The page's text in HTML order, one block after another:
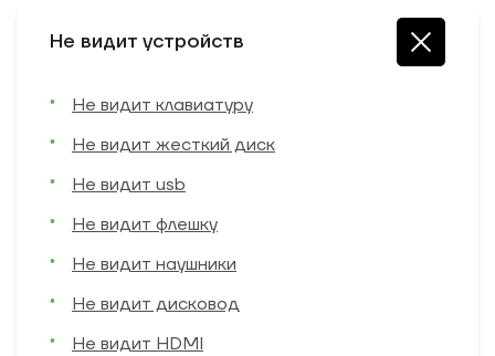
Не видит устройств
Не видит клавиатуру
Не видит жесткий диск
Не видит usb
Не видит флешку
Не видит наушники
Не видит дисковод
Не видит HDMI